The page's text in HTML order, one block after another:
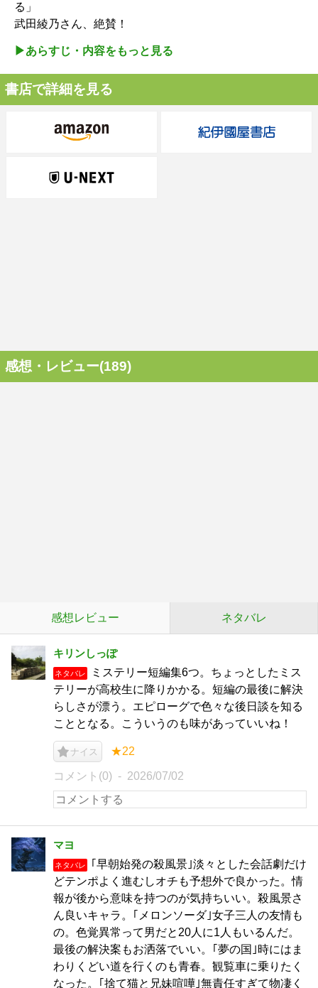
る」
武田綾乃さん、絶賛！
▶︎あらすじ・内容をもっと見る
書店で詳細を見る
感想・レビュー(189)
感想レビュー ネタバレ
キリンしっぽ
ネタバレ
ミステリー短編集6つ。ちょっとしたミス
テリーが高校生に降りかかる。短編の最後に解決
らしさが漂う。エピローグで色々な後日談を知る
こととなる。こういうのも味があっていいね！
ナイス ★22
コメント(0) 2026/07/02
マヨ
ネタバレ
｢早朝始発の殺風景｣淡々とした会話劇だけ
どテンポよく進むしオチも予想外で良かった。情
報が後から意味を持つのが気持ちいい。殺風景さ
ん良いキャラ。｢メロンソーダ｣女子三人の友情も
の。色覚異常って男だと20人に1人もいるんだ。
最後の解決案もお洒落でいい。｢夢の国｣時にはま
わりくどい道を行くのも青春。観覧車に乗りたく
なった。｢捨て猫と兄妹喧嘩｣無責任すぎて物凄く